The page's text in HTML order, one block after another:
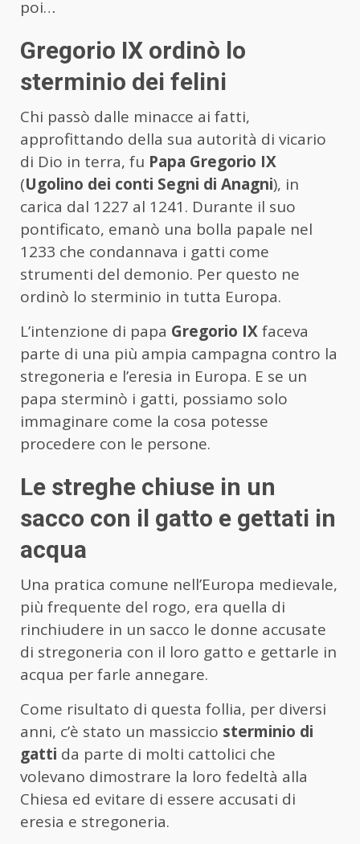
poi…
Gregorio IX ordinò lo
sterminio dei felini
Chi passò dalle minacce ai fatti,
approfittando della sua autorità di vicario
di Dio in terra, fu Papa Gregorio IX
(Ugolino dei conti Segni di Anagni), in
carica dal 1227 al 1241. Durante il suo
pontificato, emanò una bolla papale nel
1233 che condannava i gatti come
strumenti del demonio. Per questo ne
ordinò lo sterminio in tutta Europa.
L’intenzione di papa Gregorio IXfaceva
parte di una più ampia campagna contro la
stregoneria e l’eresia in Europa. E se un
papa sterminò i gatti, possiamo solo
immaginare come la cosa potesse
procedere con le persone.
Le streghe chiuse in un
sacco con il gatto e gettati in
acqua
Una pratica comune nell’Europa medievale,
più frequente del rogo, era quella di
rinchiudere in un sacco le donne accusate
di stregoneria con il loro gatto e gettarle in
acqua per farle annegare.
Come risultato di questa follia, per diversi
anni, c’è stato un massiccio sterminio di
gatti da parte di molti cattolici che
volevano dimostrare la loro fedeltà alla
Chiesa ed evitare di essere accusati di
eresia e stregoneria.